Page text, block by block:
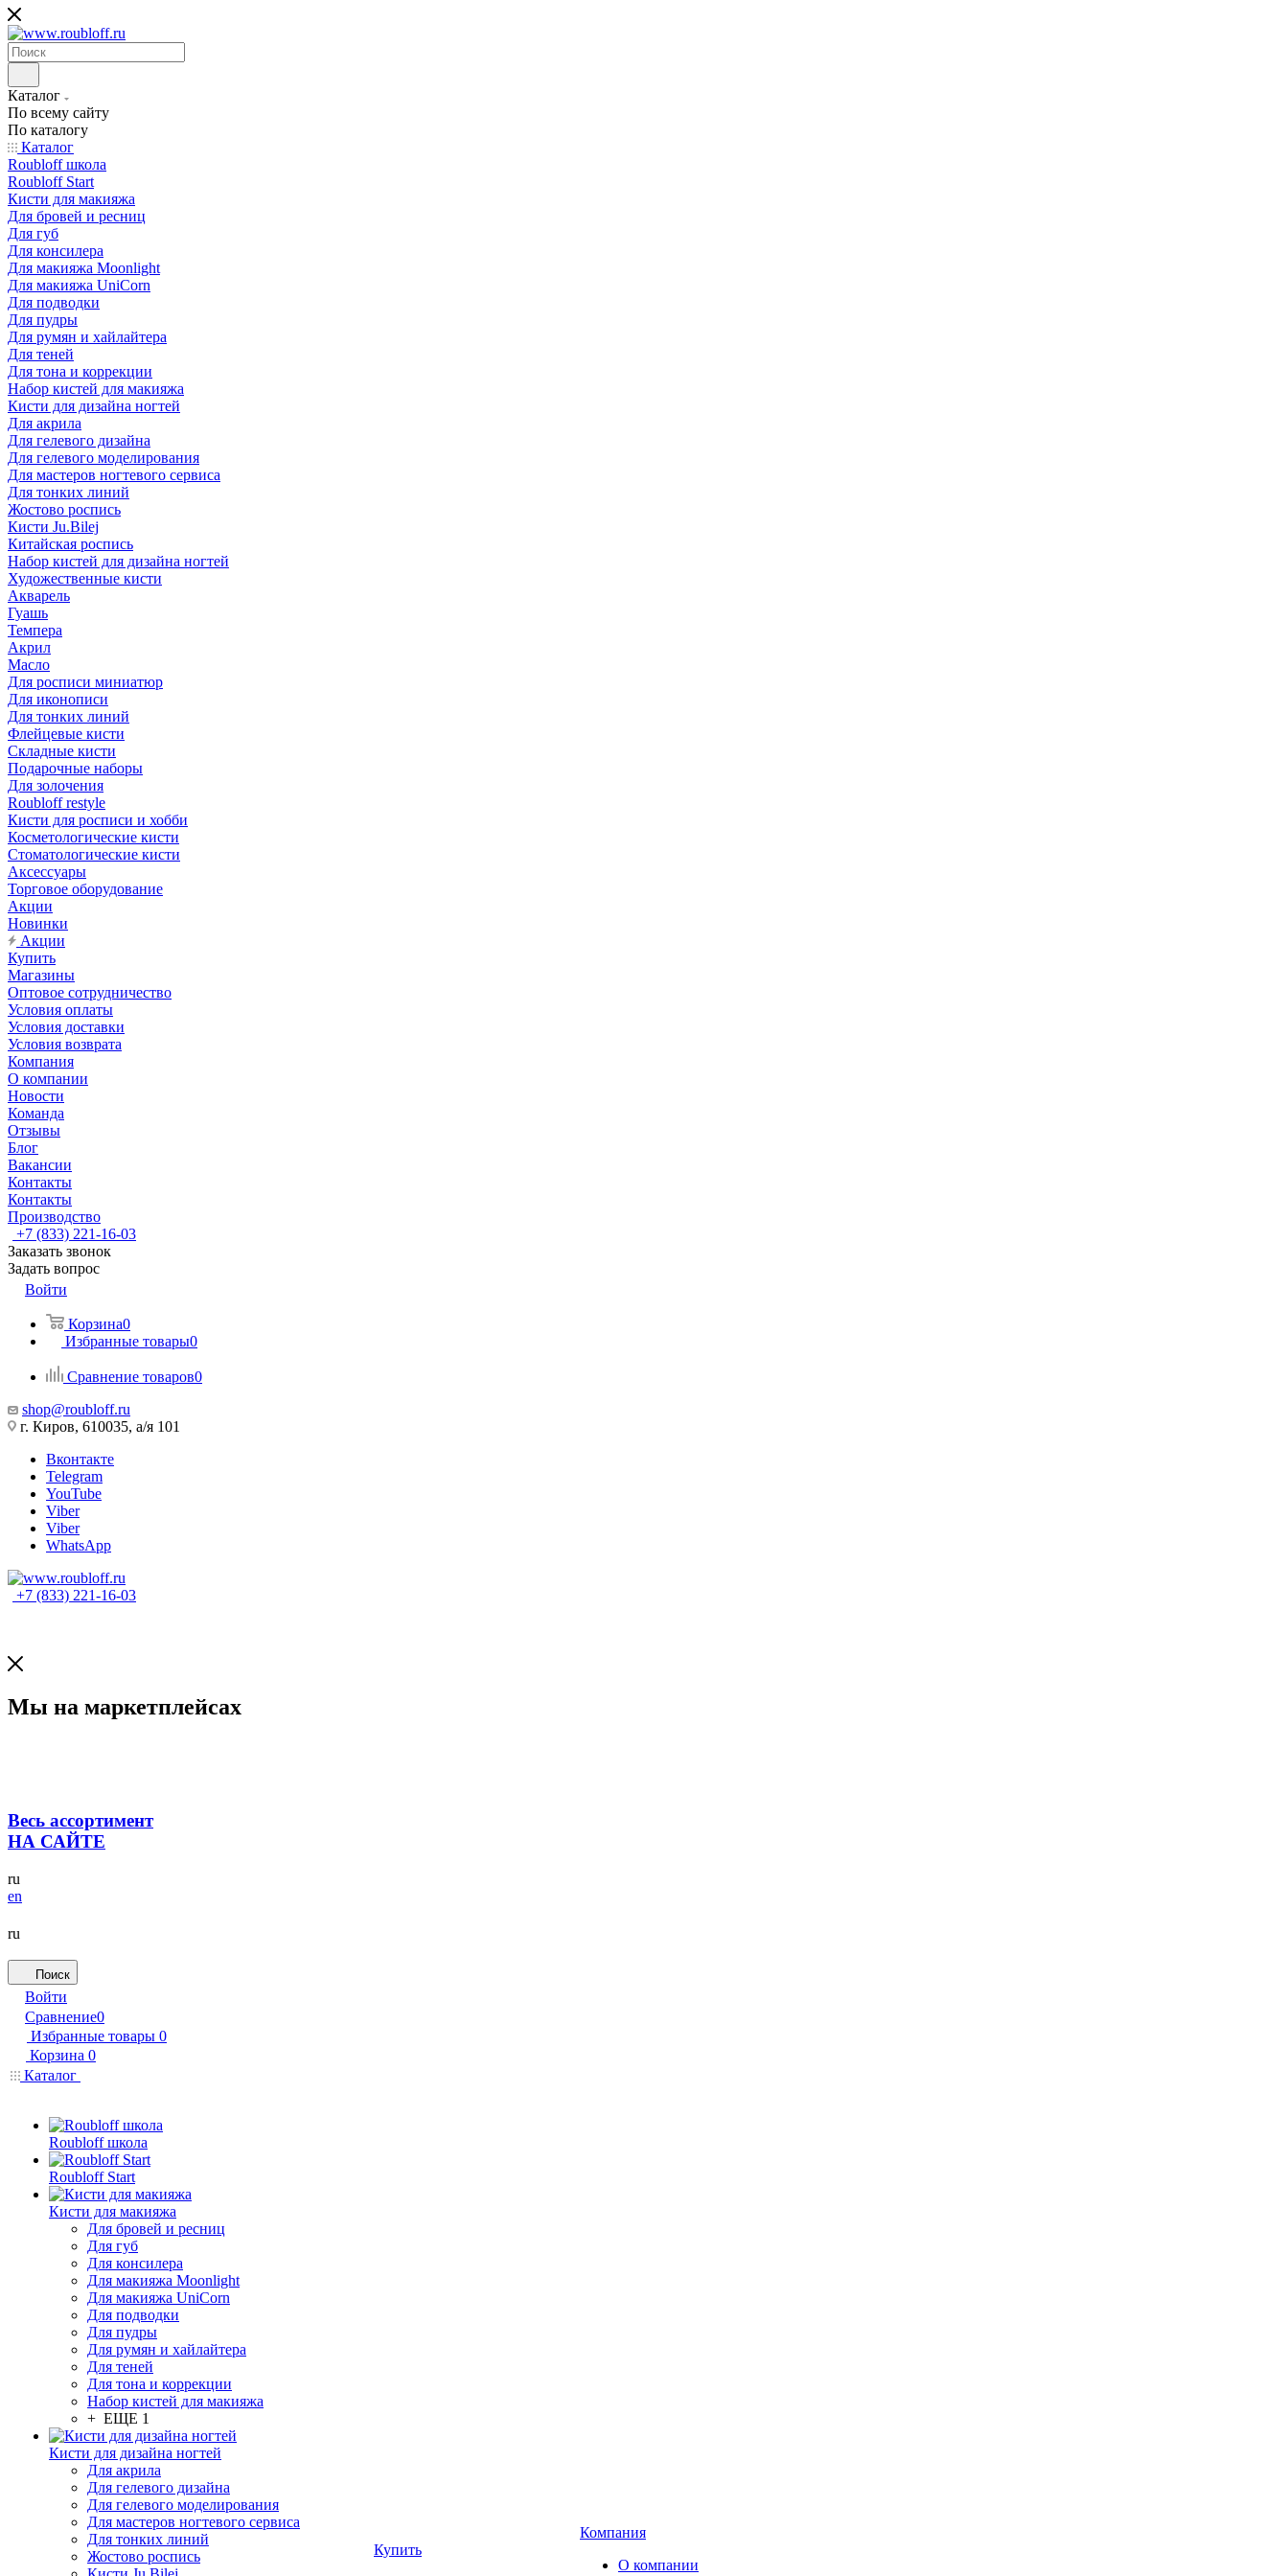
Каталог
По всему сайту
По каталогу
Каталог
Roubloff школа
Roubloff Start
Кисти для макияжа
Для бровей и ресниц
Для губ
Для консилера
Для макияжа Moonlight
Для макияжа UniCorn
Для подводки
Для пудры
Для румян и хайлайтера
Для теней
Для тона и коррекции
Набор кистей для макияжа
Кисти для дизайна ногтей
Для акрила
Для гелевого дизайна
Для гелевого моделирования
Для мастеров ногтевого сервиса
Для тонких линий
Жостово роспись
Кисти Ju.Bilej
Китайская роспись
Набор кистей для дизайна ногтей
Художественные кисти
Акварель
Гуашь
Темпера
Акрил
Масло
Для росписи миниатюр
Для иконописи
Для тонких линий
Флейцевые кисти
Складные кисти
Подарочные наборы
Для золочения
Roubloff restyle
Кисти для росписи и хобби
Косметологические кисти
Стоматологические кисти
Аксессуары
Торговое оборудование
Акции
Новинки
Акции
Купить
Магазины
Оптовое сотрудничество
Условия оплаты
Условия доставки
Условия возврата
Компания
О компании
Новости
Команда
Отзывы
Блог
Вакансии
Контакты
Контакты
Производство
+7 (833) 221-16-03
Заказать звонок
Задать вопрос
Войти
Корзина0
Избранные товары0
Сравнение товаров0
shop@roubloff.ru
г. Киров, 610035, а/я 101
Вконтакте
Telegram
YouTube
Viber
Viber
WhatsApp
+7 (833) 221-16-03
Мы на маркетплейсах
Весь ассортимент
НА САЙТЕ
ru
en
ru
Поиск
Войти
Сравнение0
Избранные товары 0
Корзина 0
Каталог
Roubloff школа
Roubloff Start
Кисти для макияжа
Для бровей и ресниц
Для губ
Для консилера
Для макияжа Moonlight
Для макияжа UniCorn
Для подводки
Для пудры
Для румян и хайлайтера
Для теней
Для тона и коррекции
Набор кистей для макияжа
+ ЕЩЕ 1
Кисти для дизайна ногтей
Для акрила
Для гелевого дизайна
Для гелевого моделирования
Для мастеров ногтевого сервиса
Для тонких линий
Жостово роспись
Купить
Компания
О компании